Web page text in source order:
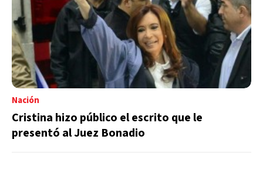
Nación
Cristina hizo público el escrito que le
presentó al Juez Bonadio